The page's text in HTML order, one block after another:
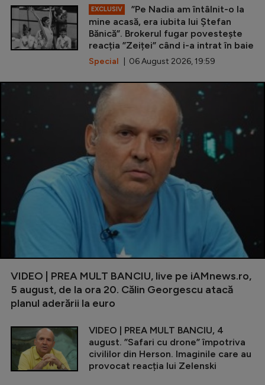
EXCLUSIV
”Pe Nadia am întâlnit-o la
mine acasă, era iubita lui Ștefan
Bănică”. Brokerul fugar povestește
reacția ”Zeiței” când i-a intrat în baie
Special | 06 August 2026, 19:59
VIDEO | PREA MULT BANCIU, live pe iAMnews.ro,
5 august, de la ora 20. Călin Georgescu atacă
planul aderării la euro
VIDEO | PREA MULT BANCIU, 4
august. ”Safari cu drone” împotriva
civililor din Herson. Imaginile care au
provocat reacția lui Zelenski